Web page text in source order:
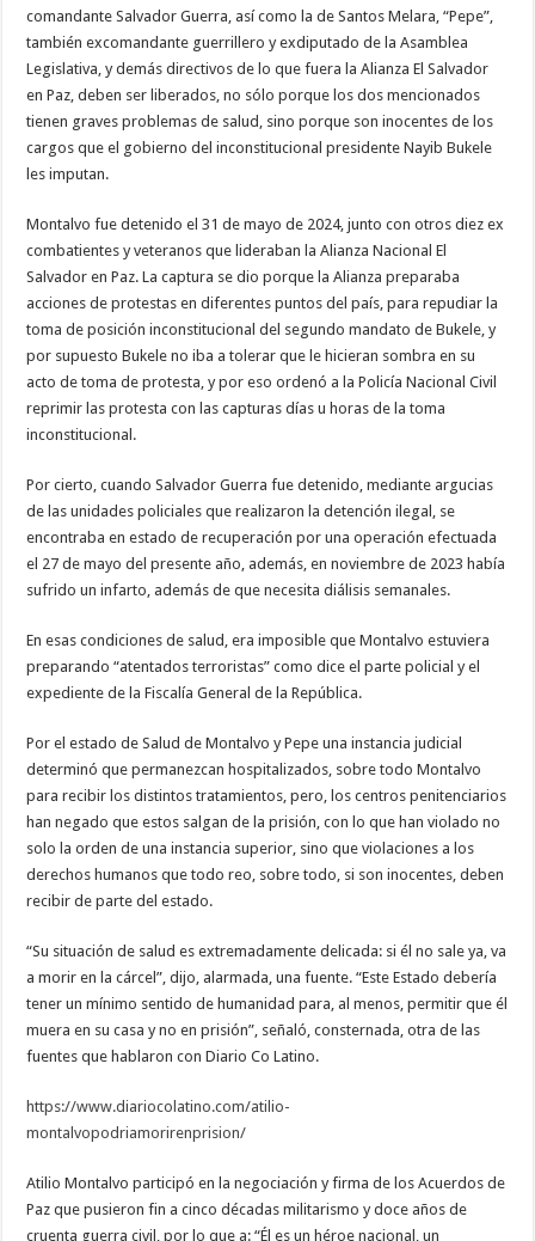
comandante Salvador Guerra, así como la de Santos Melara, “Pepe”,
también excomandante guerrillero y exdiputado de la Asamblea
Legislativa, y demás directivos de lo que fuera la Alianza El Salvador
en Paz, deben ser liberados, no sólo porque los dos mencionados
tienen graves problemas de salud, sino porque son inocentes de los
cargos que el gobierno del inconstitucional presidente Nayib Bukele
les imputan.
Montalvo fue detenido el 31 de mayo de 2024, junto con otros diez ex
combatientes y veteranos que lideraban la Alianza Nacional El
Salvador en Paz. La captura se dio porque la Alianza preparaba
acciones de protestas en diferentes puntos del país, para repudiar la
toma de posición inconstitucional del segundo mandato de Bukele, y
por supuesto Bukele no iba a tolerar que le hicieran sombra en su
acto de toma de protesta, y por eso ordenó a la Policía Nacional Civil
reprimir las protesta con las capturas días u horas de la toma
inconstitucional.
Por cierto, cuando Salvador Guerra fue detenido, mediante argucias
de las unidades policiales que realizaron la detención ilegal, se
encontraba en estado de recuperación por una operación efectuada
el 27 de mayo del presente año, además, en noviembre de 2023 había
sufrido un infarto, además de que necesita diálisis semanales.
En esas condiciones de salud, era imposible que Montalvo estuviera
preparando “atentados terroristas” como dice el parte policial y el
expediente de la Fiscalía General de la República.
Por el estado de Salud de Montalvo y Pepe una instancia judicial
determinó que permanezcan hospitalizados, sobre todo Montalvo
para recibir los distintos tratamientos, pero, los centros penitenciarios
han negado que estos salgan de la prisión, con lo que han violado no
solo la orden de una instancia superior, sino que violaciones a los
derechos humanos que todo reo, sobre todo, si son inocentes, deben
recibir de parte del estado.
“Su situación de salud es extremadamente delicada: si él no sale ya, va
a morir en la cárcel”, dijo, alarmada, una fuente. “Este Estado debería
tener un mínimo sentido de humanidad para, al menos, permitir que él
muera en su casa y no en prisión”, señaló, consternada, otra de las
fuentes que hablaron con Diario Co Latino.
https://www.diariocolatino.com/atilio-
montalvopodriamorirenprision/
Atilio Montalvo participó en la negociación y firma de los Acuerdos de
Paz que pusieron fin a cinco décadas militarismo y doce años de
cruenta guerra civil, por lo que a: “Él es un héroe nacional, un